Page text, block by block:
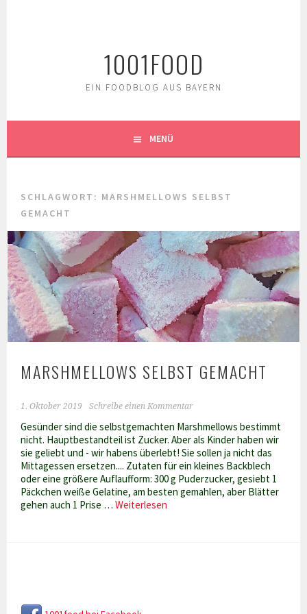
1001FOOD
EIN FOODBLOG AUS BAYERN
MENÜ
SCHLAGWORT: MARSHMELLOWS SELBST
GEMACHT
MARSHMELLOWS SELBST GEMACHT
1. Oktober 2019 Schreibe einen Kommentar
Gesünder sind die selbstgemachten Marshmellows bestimmt
nicht. Hauptbestandteil ist Zucker. Aber als Kinder haben wir
sie geliebt und - wir habens überlebt! Sie sollen ja nicht das
Mittagessen ersetzen.... Zutaten für ein kleines Backblech
oder eine größere Auflaufform: 300 g Puderzucker, gesiebt 1
Päckchen weiße Gelatine, am besten gemahlen, aber Blätter
gehen auch 1 Prise …Weiterlesen